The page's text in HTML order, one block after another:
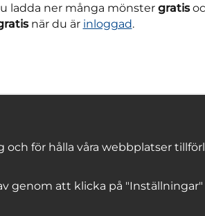
ladda ner många mönster gratis
när du är inloggad.
för hålla våra webbplatser
genom att klicka på